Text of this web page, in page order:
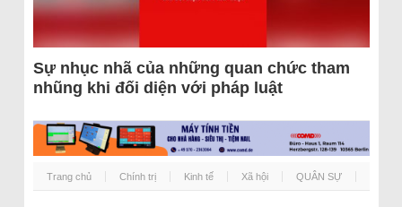
Sự nhục nhã của những quan chức tham
nhũng khi đối diện với pháp luật
Trang chủ Chính trị Kinh tế Xã hội QUÂN SỰ